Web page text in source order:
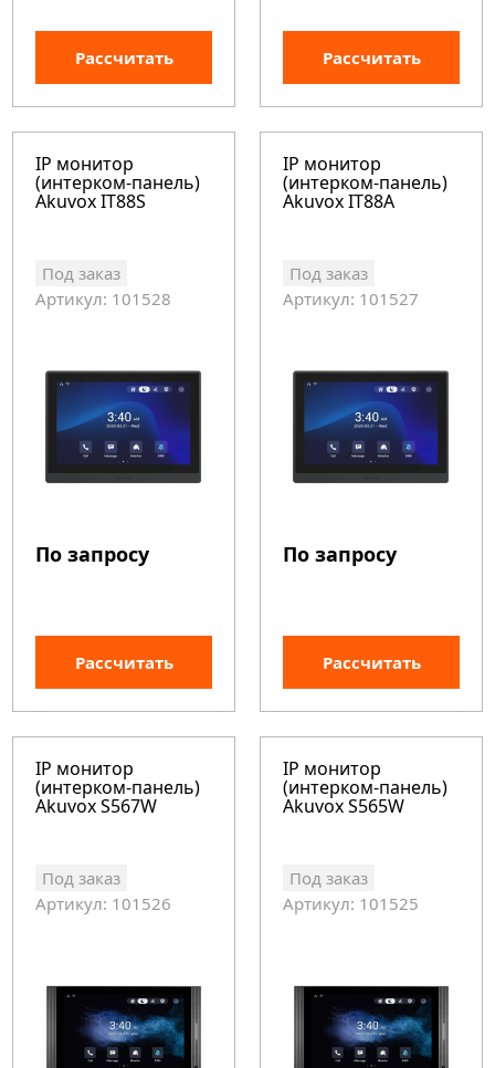
Рассчитать Рассчитать
IP монитор
(интерком-панель)
Akuvox IT88S
Под заказ
Артикул: 101528
По запросу
Рассчитать
IP монитор
(интерком-панель)
Akuvox IT88A
Под заказ
Артикул: 101527
По запросу
Рассчитать
IP монитор
(интерком-панель)
Akuvox S567W
Под заказ
Артикул: 101526
IP монитор
(интерком-панель)
Akuvox S565W
Под заказ
Артикул: 101525